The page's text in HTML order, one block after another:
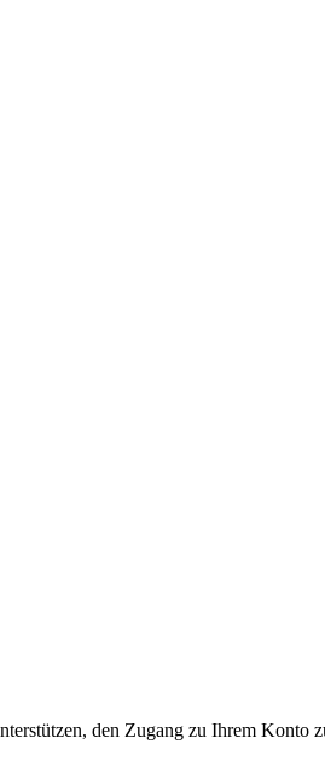
den Zugang zu Ihrem Konto